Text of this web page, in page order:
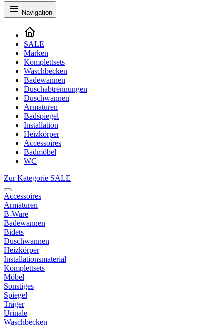
Navigation
SALE
Marken
Komplettsets
Waschbecken
Badewannen
Duschabtrennungen
Duschwannen
Armaturen
Badspiegel
Installation
Heizkörper
Accessoires
Badmöbel
WC
Zur Kategorie SALE
Accessoires
Armaturen
B-Ware
Badewannen
Bidets
Duschwannen
Heizkörper
Installationsmaterial
Komplettsets
Möbel
Sonstiges
Spiegel
Träger
Urinale
Waschbecken